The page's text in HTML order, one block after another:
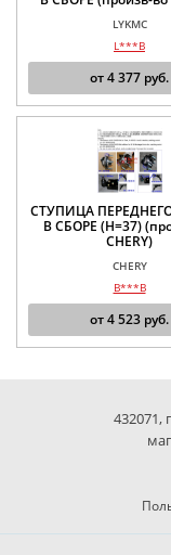
LYKMC
L***B
от4 377 руб.
СТУПИЦА
В СБОРЕ (H=37)
CHERY)
CHERY
B***B
от4 523 руб.
432071,